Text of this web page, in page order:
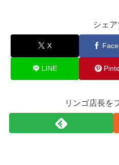
シェア
X
LINE
リンゴ店長を